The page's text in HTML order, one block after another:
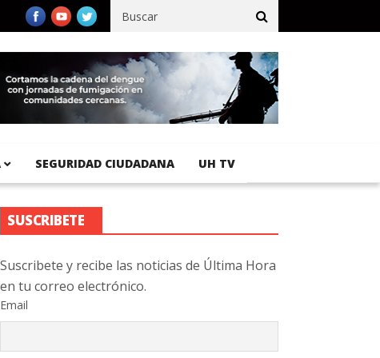
registra 92 % de avance en obras de terracería
SEGURIDAD CIUDADANA UH TV
SUSCRIBETE
Suscribete y recibe las noticias de Última Hora
en tu correo electrónico.
Email